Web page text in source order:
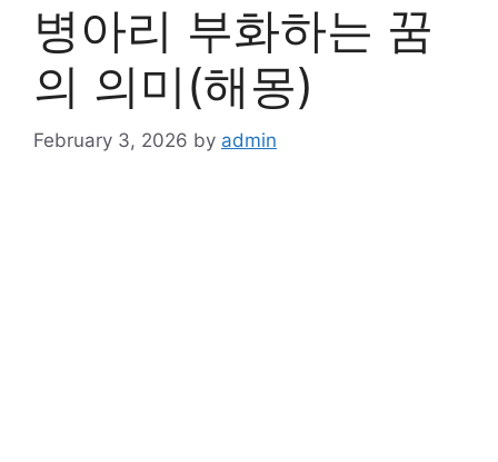
병아리 부화하는 꿈
의 의미(해몽)
February 3, 2026 by admin